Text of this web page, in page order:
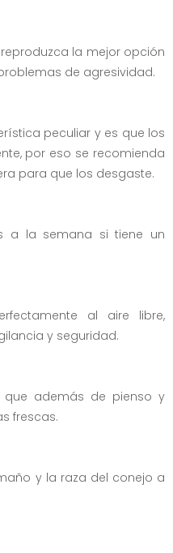
la mejor opción
de agresividad.
peculiar y es que los
por eso se recomienda
para que los desgaste.
a la semana si tiene un
al aire libre,
y seguridad.
que además de pienso y
frescas.
y la raza del conejo a